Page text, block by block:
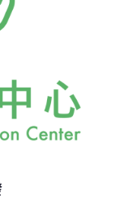
林繼續擁有自然
是更差呢？其實
過，我卻可以肯
山，仁者不樂；